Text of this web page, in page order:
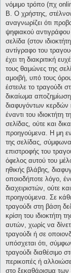
νόμιμο τρόπο (πχ
Β. Ο χρήστης,
αναγνωρίζει ότι
ψηφιακού αντιγράφου
σελίδα (στον
αντίγραφο του
έχει τη διακριτική
τους θαμώνες της
αμοιβή, υπό τους
έστειλε το τραγούδι
δικαίωμα
διαφυγόντων κερδών
έναντι του ιδιοκτήτη
σελίδας, ούτε και
προηγούμενα. Η μη
της σελίδας,
επιστροφής του
όφελος αυτού του
ηθικής βλάβης,
οποιοδήποτε λόγο,
διαχειριστών, ούτε
προηγούμενα. Σε
τραγούδι στη βάση
κρίση του ιδιοκτήτη
αυτών, χωρίς να
τραγούδι ή σε
υπόσχεται ότι,
τραγούδι διαθέσιμο
περικοπές ή
στο ξεκαθάρισμα των